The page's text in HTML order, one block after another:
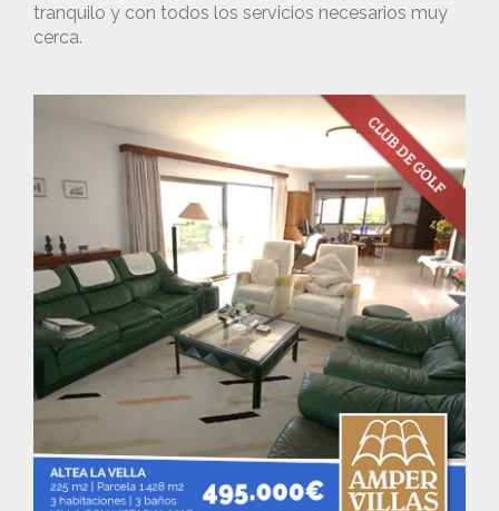
tranquilo y con todos los servicios necesarios muy
cerca.